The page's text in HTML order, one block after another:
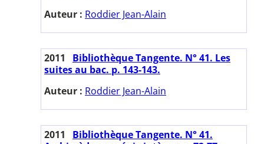
Auteur : Roddier Jean-Alain
2011
Bibliothèque Tangente. N° 41. Les
suites au bac. p. 143-143.
Auteur : Roddier Jean-Alain
2011
Bibliothèque Tangente. N° 41.